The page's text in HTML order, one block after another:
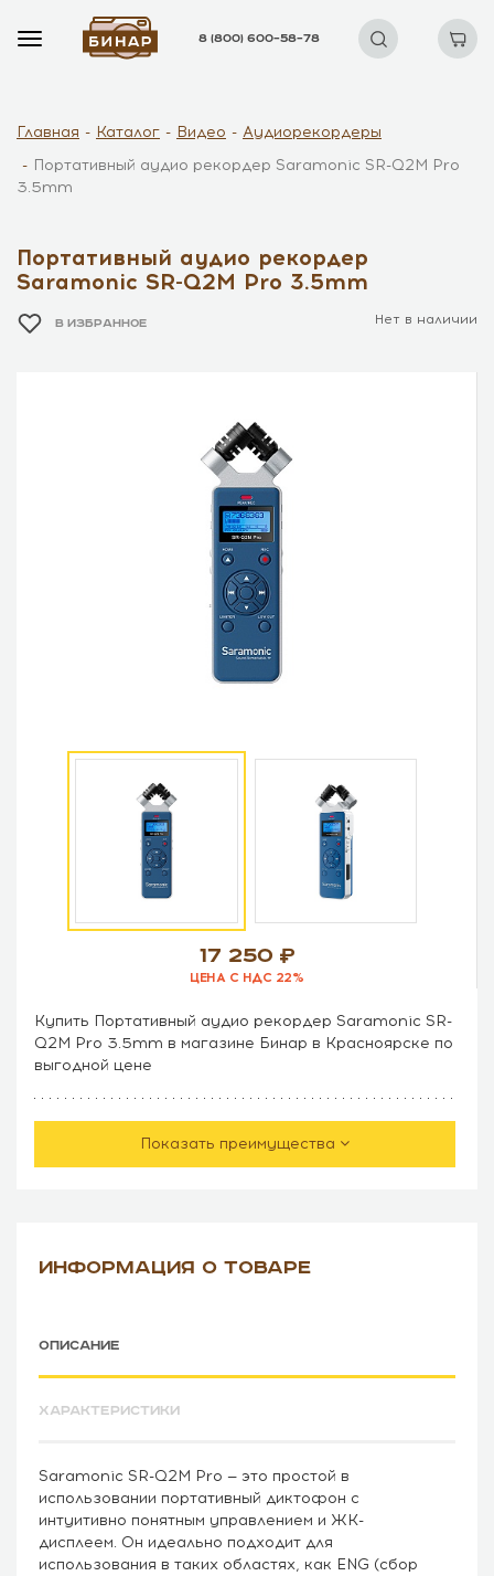
8 (800) 600–58–78
Главная Каталог Видео
Аудиорекордеры
Портативный аудио рекордер Saramonic SR-Q2M Pro
3.5mm
Портативный аудио рекордер
Saramonic SR-Q2M Pro 3.5mm
В ИЗБРАННОЕ Нет в наличии
17 250
ЦЕНА С НДС 22%
Купить Портативный аудио рекордер Saramonic SR-
Q2M Pro 3.5mm в магазине Бинар в Красноярске по
выгодной цене
Показать преимущества
ИНФОРМАЦИЯ О ТОВАРЕ
ОПИСАНИЕ
ХАРАКТЕРИСТИКИ
Saramonic SR-Q2M Pro — это простой в
использовании портативный диктофон с
интуитивно понятным управлением и ЖК-
дисплеем. Он идеально подходит для
использования в таких областях, как ENG (сбор